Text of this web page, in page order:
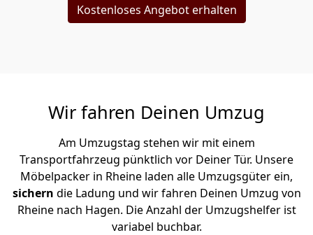
Kostenloses Angebot erhalten
Wir fahren Deinen Umzug
Am Umzugstag stehen wir mit einem
Transportfahrzeug pünktlich vor Deiner Tür. Unsere
Möbelpacker in Rheine laden alle Umzugsgüter ein,
sichern die Ladung und wir fahren Deinen Umzug von
Rheine nach Hagen. Die Anzahl der Umzugshelfer ist
variabel buchbar.